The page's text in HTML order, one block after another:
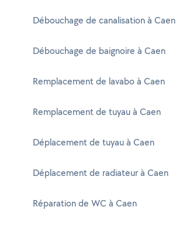
Débouchage de canalisation à Caen
Débouchage de baignoire à Caen
Remplacement de lavabo à Caen
Remplacement de tuyau à Caen
Déplacement de tuyau à Caen
Déplacement de radiateur à Caen
Réparation de WC à Caen